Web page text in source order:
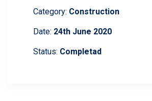
Category: Construction
Date: 24th June 2020
Status: Completad